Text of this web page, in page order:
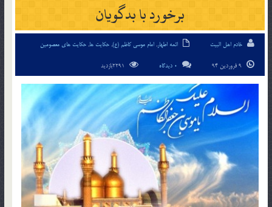
برخورد با بدگويان
خادم اهل البیت ائمه اطهار, امام موسی کاظم (ع), حکایت ها, حکایت های معصومین
0 دیدگاه